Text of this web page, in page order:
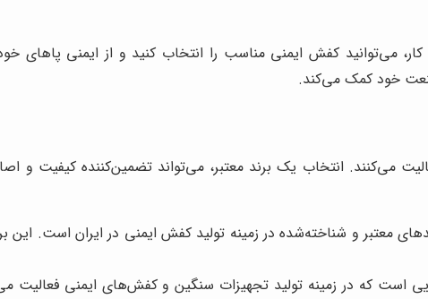
می‌توانید کفش ایمنی مناسب را انتخاب کنید و از ایمنی پاهای
خود کمک می‌کند.
می‌کنند. انتخاب یک برند معتبر، می‌تواند تضمین‌کننده کیفیت و
معتبر و شناخته‌شده در زمینه تولید کفش ایمنی در ایران است. این
است که در زمینه تولید تجهیزات سنگین و کفش‌های ایمنی فعالیت